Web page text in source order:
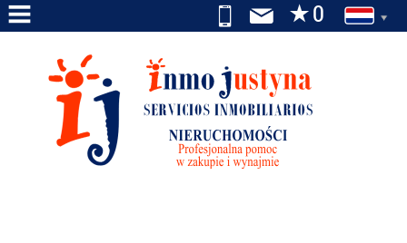
HOME
BEDRIJF
DIENSTEN